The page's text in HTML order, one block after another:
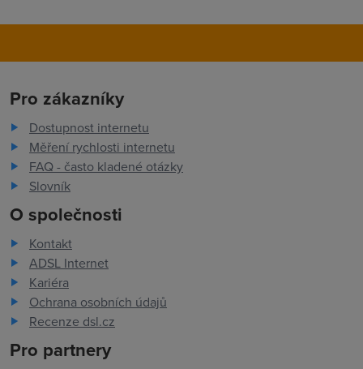
Pro zákazníky
Dostupnost internetu
Měření rychlosti internetu
FAQ - často kladené otázky
Slovník
O společnosti
Kontakt
ADSL Internet
Kariéra
Ochrana osobních údajů
Recenze dsl.cz
Pro partnery